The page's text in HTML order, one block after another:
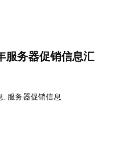
服务器促销信息汇
, 服务器促销信息